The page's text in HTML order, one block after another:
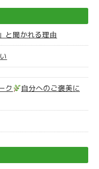
と聞かれる理由
ク
自分へのご褒美に